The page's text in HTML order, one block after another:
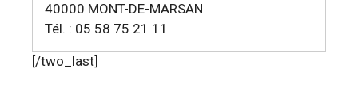
40000 MONT-DE-MARSAN
Tél. : 05 58 75 21 11
[/two_last]